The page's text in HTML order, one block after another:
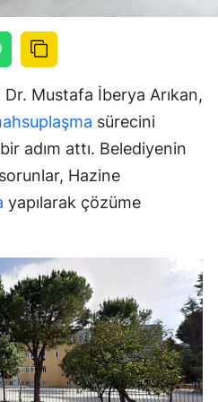
Dr. Mustafa İberya Arıkan,
sürecini
adım attı. Belediyenin
Hazine
yapılarak çözüme